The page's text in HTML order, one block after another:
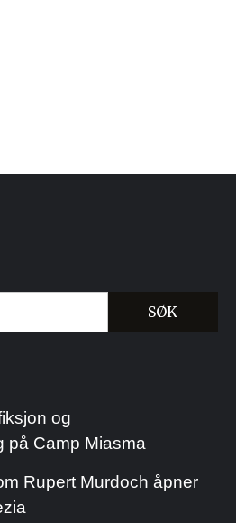
og
på Camp Miasma
Rupert Murdoch åpner